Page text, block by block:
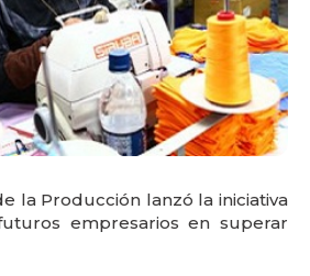
la Producción lanzó la iniciativa
empresarios en superar